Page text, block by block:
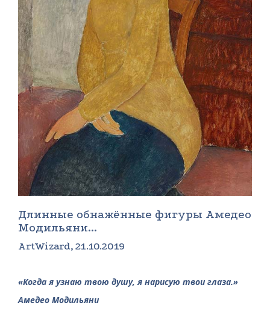
Длинные обнажённые фигуры Амедео
Модильяни...
ArtWizard, 21.10.2019
«Когда я узнаю твою душу, я нарисую твои глаза.»
Амедео Модильяни